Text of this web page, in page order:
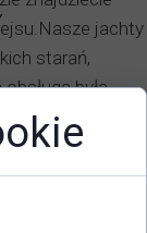
jachty
starań,
była